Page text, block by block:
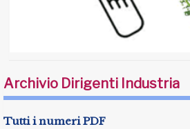
Archivio Dirigenti Industria
Tutti i numeri PDF